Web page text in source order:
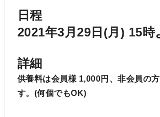
日程
2021年3月29日(月) 15時
詳細
供養料は会員様 1,000円、非会員の
す。(何個でもOK)